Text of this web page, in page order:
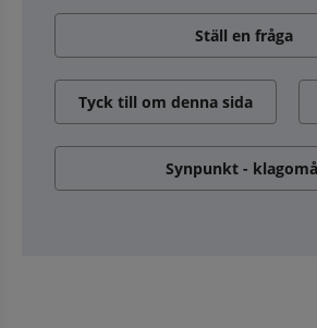
Ställ en fråga
Tyck till om denna sida
Synpunkt -